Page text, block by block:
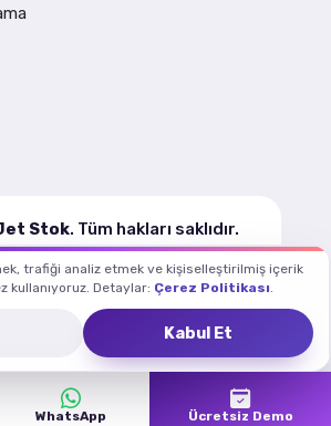
Stok. Tüm hakları saklıdır.
GizlilikÇerez Politikası
WhatsApp Ücretsiz Demo
trafiği analiz etmek ve kişiselleştirilmiş içerik
kullanıyoruz. Detaylar: Çerez Politikası
Kabul Et